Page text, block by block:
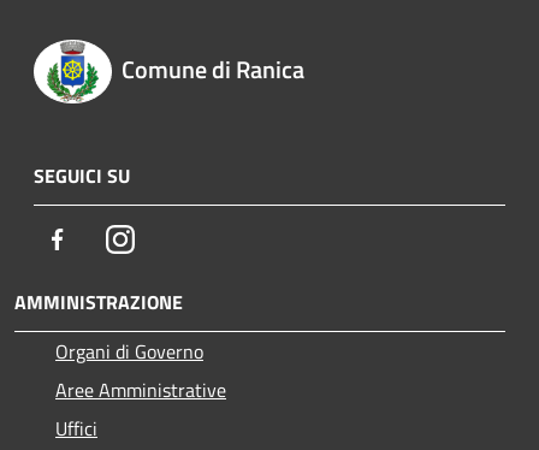
Comune di Ranica
SEGUICI SU
FacebookInstagram
AMMINISTRAZIONE
Organi di Governo
Aree Amministrative
Uffici